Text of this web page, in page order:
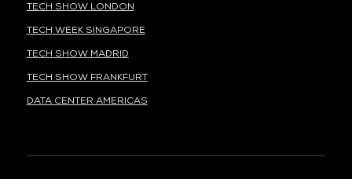
TECH SHOW LONDON
TECH WEEK SINGAPORE
TECH SHOW MADRID
TECH SHOW FRANKFURT
DATA CENTER AMERICAS